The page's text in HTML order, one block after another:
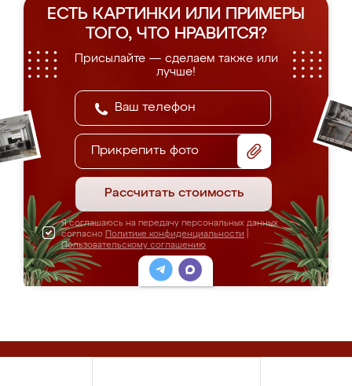
ЕСТЬ КАРТИНКИ ИЛИ ПРИМЕРЫ
ТОГО, ЧТО НРАВИТСЯ?
Присылайте — сделаем также или
лучше!
Прикрепить фото
Рассчитать стоимость
Я соглашаюсь на передачу персональных данных
согласно Политике конфиденциальности
Пользовательскому соглашению